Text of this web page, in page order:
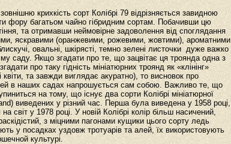
крихкість сорт Колібрі 79 відрізняється завидною
фору багатьом чайно гібридним сортам. Побачивши цю
та отримавши неймовірне задоволення від споглядання
яскравими (оранжевими, рожевими, жовтими), ароматними
овальні, шкірясті, темно зелені листочки дуже важко
саду. Якщо згадати про те, що зацвітає ця троянда одна з
про таку гідність мініатюрних троянд як «клінінг»
квіти, та завжди виглядає акуратно), то висновок про
в наших садах напрошується сам собою. Важливо те, що
на тому, що існує два сорти Колібрі мініатюрної
виведених у різний час. Перша була виведена у 1958 році,
світ у 1978 році. У новій Колібрі колір більш насичений,
з міцними пагонами кущики цього сорту ледь
у посадках уздовж тротуарів та алей, їх використовують
культурі.